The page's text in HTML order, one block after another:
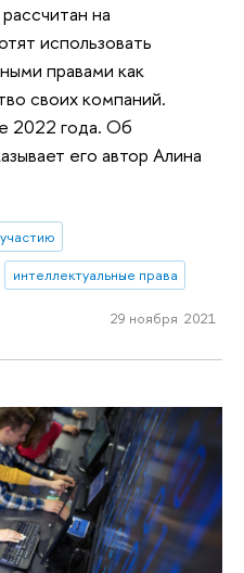
на
использовать
правами как
своих компаний.
2022 года. Об
его автор Алина
интеллектуальные права
29 ноября 2021